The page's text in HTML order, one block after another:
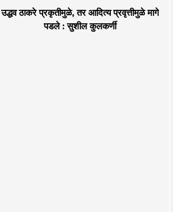
उद्धव ठाकरे प्रकृतीमुळे, तर आदित्य प्रवृत्तीमुळे मागे
पडले : सुशील कुलकर्णी